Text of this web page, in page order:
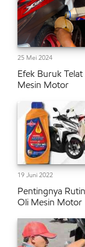
25 Mei 2024
Efek Buruk
Mesin Motor
19 Juni 2022
Pentingnya
Oli Mesin Motor